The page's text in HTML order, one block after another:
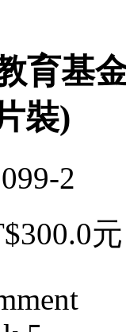
育基
裝)
2
元